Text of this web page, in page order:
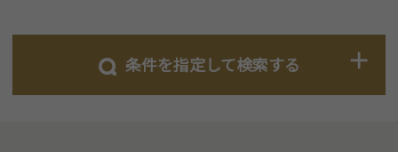
条件を指定して検索する